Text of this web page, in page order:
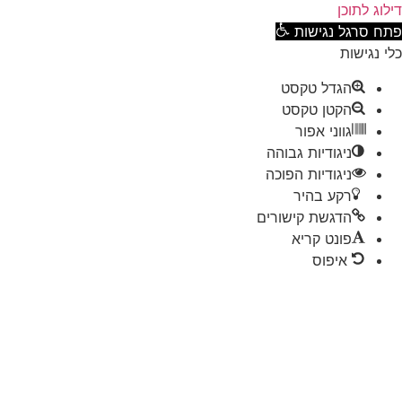
לתוכן
סרגל נגישות
נגישות
הגדל טקסט
הקטן טקסט
גווני אפור
ניגודיות גבוהה
ניגודיות הפוכה
רקע בהיר
הדגשת קישורים
פונט קריא
איפוס